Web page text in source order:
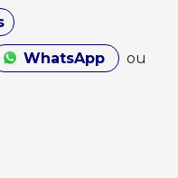
WhatsApp
ou